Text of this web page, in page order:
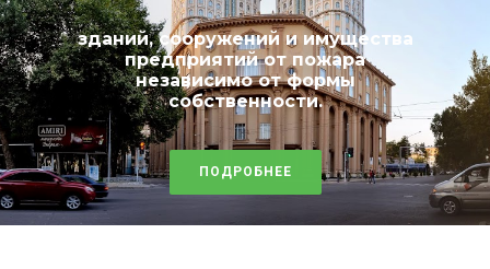
зданий, сооружений и имущества
предприятий от пожара
независимо от формы
собственности.
ПОДРОБНЕЕ